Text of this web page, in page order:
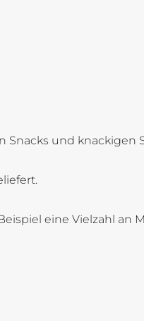
und knackigen
eine Vielzahl an